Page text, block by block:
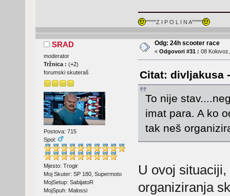
"""""Z I P O L I N A"""""
SRAD
moderator
Tržnica : (+2)
forumski skuteraš
Postova: 715
Spol:
Mjesto: Trogir
Moj Skuter: SP 180, Supermoto
MojSetup: SabijatoR
MojSpuh: Malossi
Odg: 24h scooter race
« Odgovori #31 : 08
Citat: divljakusa
To nije
imat para. A ko
tak neš
U ovoj
organiziranja